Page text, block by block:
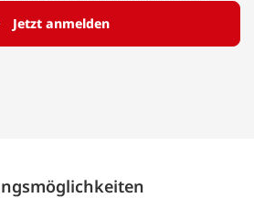
Jetzt anmelden